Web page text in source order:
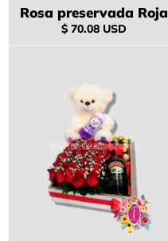
Rosa preservada Roja
Precio
habitual
$ 70.08 USD